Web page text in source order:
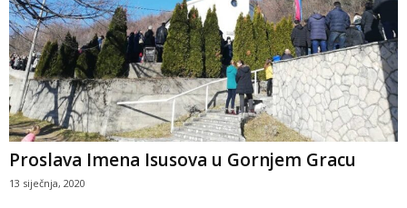
Proslava Imena Isusova u Gornjem Gracu
13 siječnja, 2020